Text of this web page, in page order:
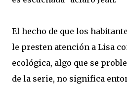
El hecho de que los
le presten atención a Lisa
ecológica, algo que se
de la serie, no significa